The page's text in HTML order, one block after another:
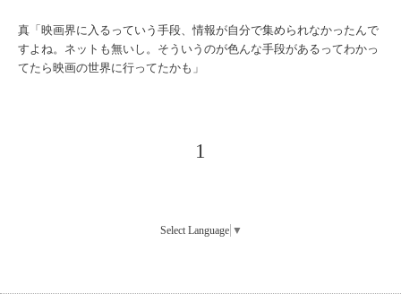
真「映画界に入るっていう手段、情報が自分で集められなかったんで
すよね。ネットも無いし。そういうのが色んな手段があるってわかっ
てたら映画の世界に行ってたかも」
1
Select Language ▼